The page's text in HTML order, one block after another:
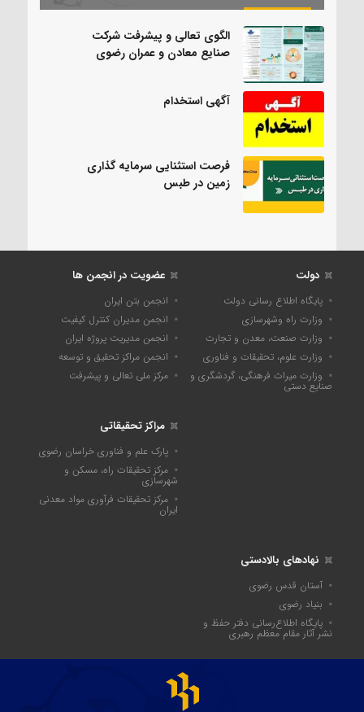
الگوی تعالی و پیشرفت شرکت
صنایع معادن و عمران رضوی
آگهی استخدام
فرصت استثنایی سرمایه گذاری
زمین در طبس
دولت
پایگاه اطلاع رسانی دولت
وزارت راه وشهرسازی
وزارت صنعت، معدن و تجارت
وزارت علوم، تحقیقات و فناوری
وزارت میراث فرهنگی، گردشگری و
صنایع دستی
عضویت در انجمن ها
انجمن بتن ایران
انجمن مدیران کنترل کیفیت
انجمن مدیریت پروژه ایران
انجمن مراکز تحقیق و توسعه
مرکز ملی تعالی و پیشرفت
مراکز تحقیقاتی
پارک علم و فناوری خراسان رضوی
مرکز تحقیقات راه، مسکن و
شهرسازی
مرکز تحقیقات فرآوری مواد معدنی
ایران
نهادهای بالادستی
آستان قدس رضوی
بنیاد رضوی
پايگاه اطلاع‌رسانی دفتر حفظ و
نشر آثار مقام معظم رهبری